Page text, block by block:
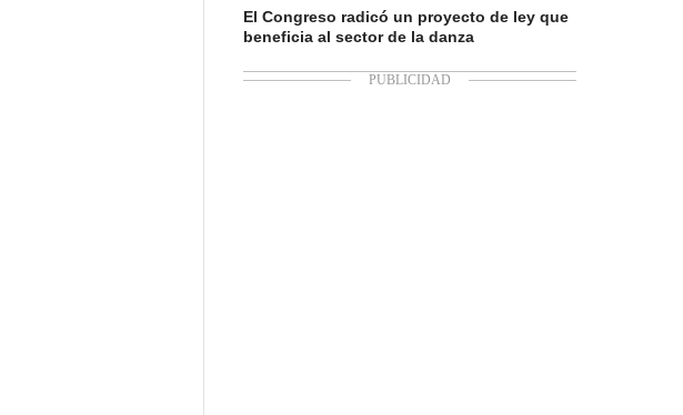
El Congreso radicó un proyecto de ley que
beneficia al sector de la danza